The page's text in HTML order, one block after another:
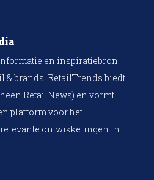
en inspiratiebron
brands. RetailTrends biedt
RetailNews) en vormt
platform voor het
ontwikkelingen in